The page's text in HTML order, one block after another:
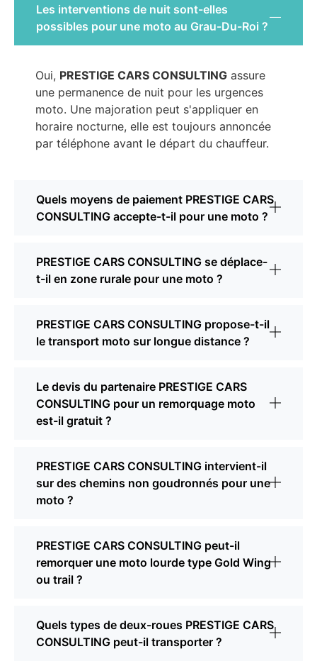
Les interventions de nuit sont-elles
possibles pour une moto au Grau-Du-Roi ?
Oui, PRESTIGE CARS CONSULTING assure
une permanence de nuit pour les urgences
moto. Une majoration peut s'appliquer en
horaire nocturne, elle est toujours annoncée
par téléphone avant le départ du chauffeur.
Quels moyens de paiement PRESTIGE CARS
CONSULTING accepte-t-il pour une moto ?
PRESTIGE CARS CONSULTING se déplace-
t-il en zone rurale pour une moto ?
PRESTIGE CARS CONSULTING propose-t-il
le transport moto sur longue distance ?
Le devis du partenaire PRESTIGE CARS
CONSULTING pour un remorquage moto
est-il gratuit ?
PRESTIGE CARS CONSULTING intervient-il
sur des chemins non goudronnés pour une
moto ?
PRESTIGE CARS CONSULTING peut-il
remorquer une moto lourde type Gold Wing
ou trail ?
Quels types de deux-roues PRESTIGE CARS
CONSULTING peut-il transporter ?